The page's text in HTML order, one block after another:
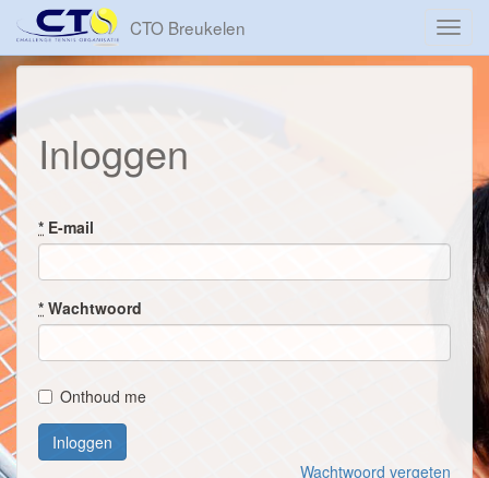
CTO Breukelen
Inloggen
* E-mail
* Wachtwoord
Onthoud me
Wachtwoord vergeten